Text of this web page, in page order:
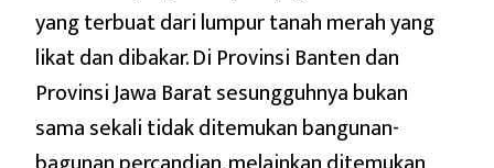
yang terbuat dari lumpur tanah merah yang
likat dan dibakar. Di Provinsi Banten dan
Provinsi Jawa Barat sesungguhnya bukan
sama sekali tidak ditemukan bangunan-